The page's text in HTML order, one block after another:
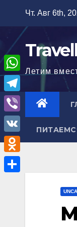
содержимому
Чт. Авг 6th,
Летим
W
h
a
A
T
e
l
e
g
V
i
b
e
V
K
O